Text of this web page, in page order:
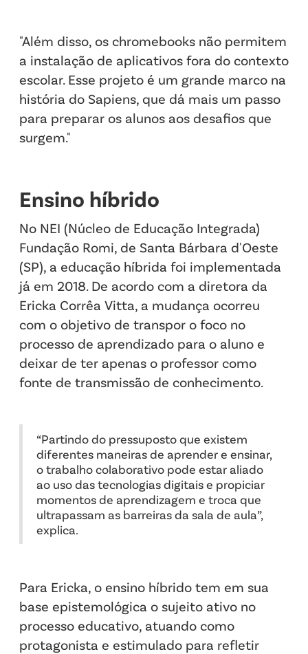
"Além disso, os chromebooks não permitem
a instalação de aplicativos fora do contexto
escolar. Esse projeto é um grande marco na
história do Sapiens, que dá mais um passo
para preparar os alunos aos desafios que
surgem."
Ensino híbrido
No NEI (Núcleo de Educação Integrada)
Fundação Romi, de Santa Bárbara d'Oeste
(SP), a educação híbrida foi implementada
já em 2018. De acordo com a diretora da
Ericka Corrêa Vitta, a mudança ocorreu
com o objetivo de transpor o foco no
processo de aprendizado para o aluno e
deixar de ter apenas o professor como
fonte de transmissão de conhecimento.
“Partindo do pressuposto que existem
diferentes maneiras de aprender e ensinar,
o trabalho colaborativo pode estar aliado
ao uso das tecnologias digitais e propiciar
momentos de aprendizagem e troca que
ultrapassam as barreiras da sala de aula”,
explica.
Para Ericka, o ensino híbrido tem em sua
base epistemológica o sujeito ativo no
processo educativo, atuando como
protagonista e estimulado para refletir